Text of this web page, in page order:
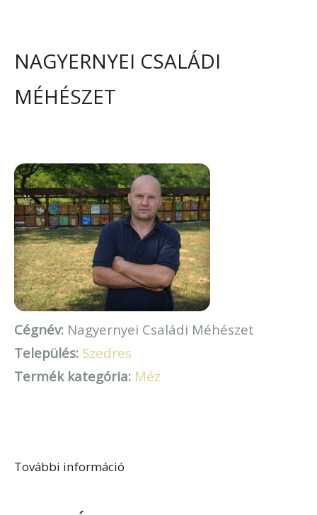
NAGYERNYEI CSALÁDI
MÉHÉSZET
Cégnév: Nagyernyei Családi Méhészet
Település: Szedres
Termék kategória: Méz
További információ